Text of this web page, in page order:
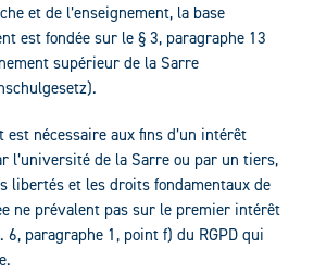
et de l’enseignement, la base
est fondée sur le § 3, paragraphe 13
supérieur de la Sarre
nécessaire aux fins d’un intérêt
l’université de la Sarre ou par un tiers,
libertés et les droits fondamentaux de
ne prévalent pas sur le premier intérêt
6, paragraphe 1, point f) du RGPD qui